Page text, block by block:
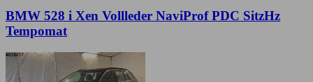
BMW 528 i Xen Vollleder NaviProf PDC SitzHz
Tempomat